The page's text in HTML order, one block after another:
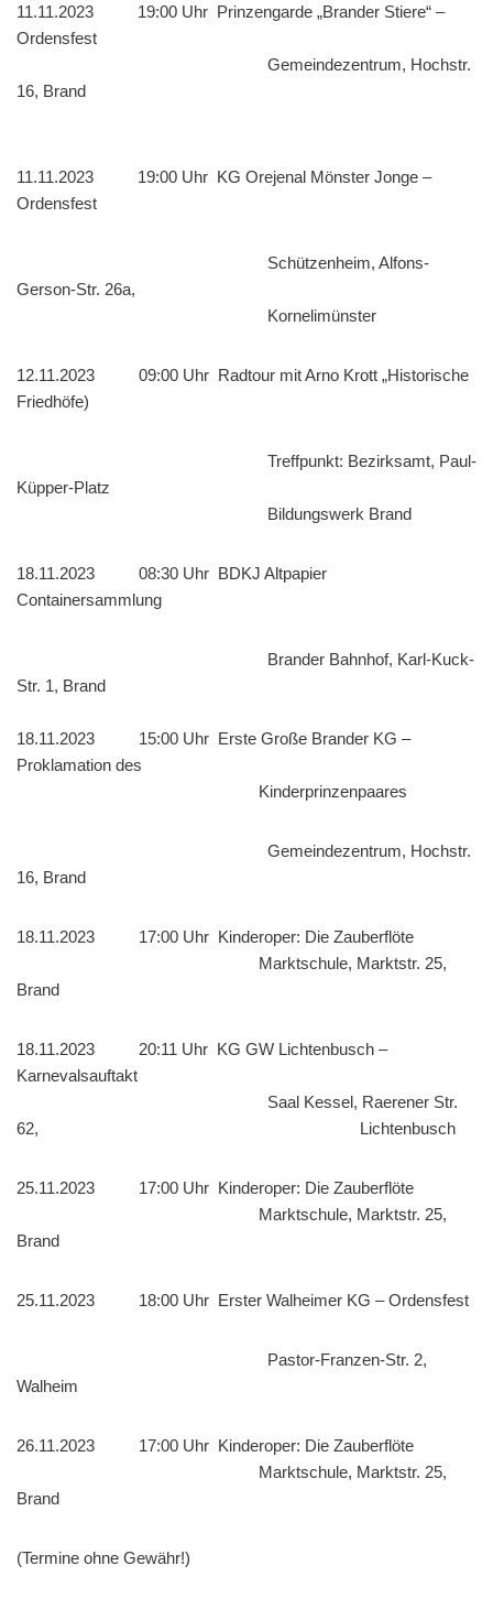
11.11.2023 19:00 Uhr Prinzengarde „Brander Stiere“ –
Ordensfest
Gemeindezentrum, Hochstr.
16, Brand
11.11.2023 19:00 Uhr KG Orejenal Mönster Jonge –
Ordensfest
Schützenheim, Alfons-
Gerson-Str. 26a,
Kornelimünster
12.11.2023 09:00 Uhr Radtour mit Arno Krott „Historische
Friedhöfe)
Treffpunkt: Bezirksamt, Paul-
Küpper-Platz
Bildungswerk Brand
18.11.2023 08:30 Uhr BDKJ Altpapier
Containersammlung
Brander Bahnhof, Karl-Kuck-
Str. 1, Brand
18.11.2023 15:00 Uhr Erste Große Brander KG –
Proklamation des
Kinderprinzenpaares
Gemeindezentrum, Hochstr.
16, Brand
18.11.2023 17:00 Uhr Kinderoper: Die Zauberflöte
Marktschule, Marktstr. 25,
Brand
18.11.2023 20:11 Uhr KG GW Lichtenbusch –
Karnevalsauftakt
Saal Kessel, Raerener Str.
62, Lichtenbusch
25.11.2023 17:00 Uhr Kinderoper: Die Zauberflöte
Marktschule, Marktstr. 25,
Brand
25.11.2023 18:00 Uhr Erster Walheimer KG – Ordensfest
Pastor-Franzen-Str. 2,
Walheim
26.11.2023 17:00 Uhr Kinderoper: Die Zauberflöte
Marktschule, Marktstr. 25,
Brand
(Termine ohne Gewähr!)